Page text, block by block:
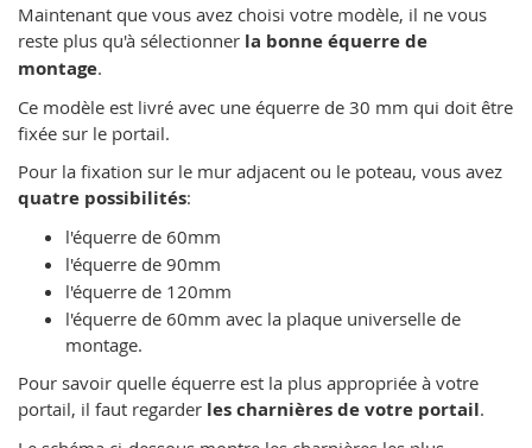
Maintenant que vous avez choisi votre modèle, il ne vous
reste plus qu'à sélectionner la bonne équerre de
montage.
Ce modèle est livré avec une équerre de 30 mm qui doit être
fixée sur le portail.
Pour la fixation sur le mur adjacent ou le poteau, vous avez
quatre possibilités:
l'équerre de 60mm
l'équerre de 90mm
l'équerre de 120mm
l'équerre de 60mm avec la plaque universelle de
montage.
Pour savoir quelle équerre est la plus appropriée à votre
portail, il faut regarder les charnières de votre portail.